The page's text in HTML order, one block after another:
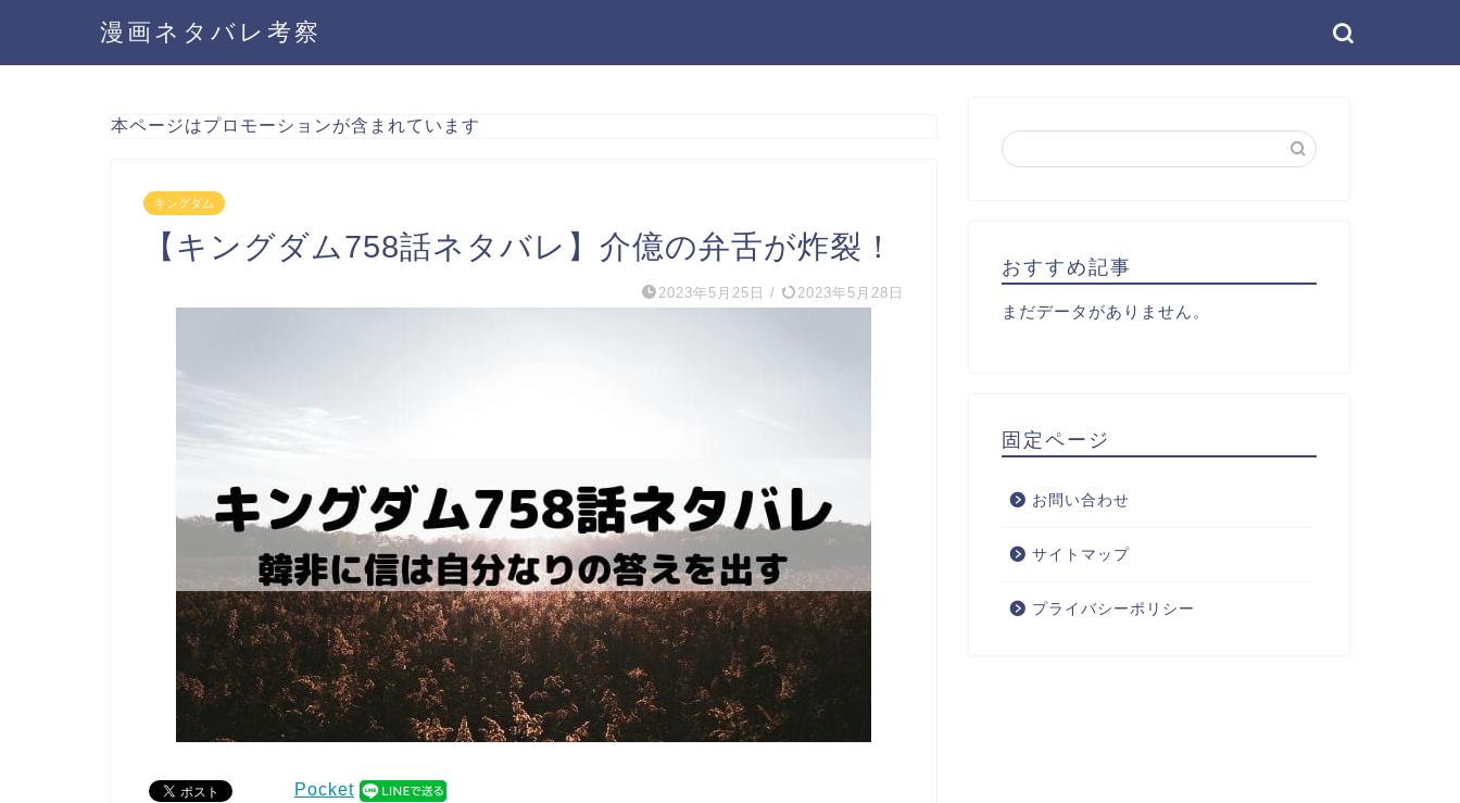
漫画ネタバレ考察
本ページはプロモーションが含まれています
キングダム
【キングダム758話ネタバレ】介億の弁舌が炸裂！
2023年5月25日 / 2023年5月28日
Pocket
おすすめ記事
まだデータがありません。
固定ページ
お問い合わせ
サイトマップ
プライバシーポリシー